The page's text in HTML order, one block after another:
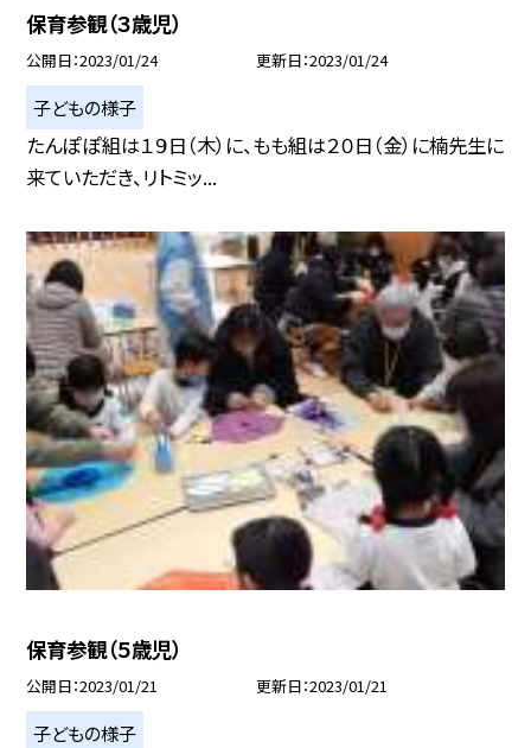
保育参観（３歳児）
公開日 2023/01/24 更新日 2023/01/24
子どもの様子
たんぽぽ組は１９日（木）に、もも組は２０日（金）に楠先生に
来ていただき、リトミッ...
保育参観（５歳児）
公開日 2023/01/21 更新日 2023/01/21
子どもの様子